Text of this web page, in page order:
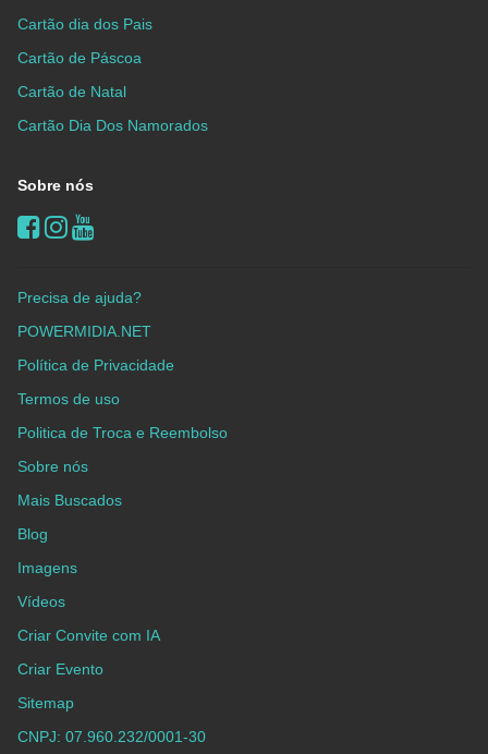
Cartão dia dos Pais
Cartão de Páscoa
Cartão de Natal
Cartão Dia Dos Namorados
Sobre nós
Precisa de ajuda?
POWERMIDIA.NET
Política de Privacidade
Termos de uso
Politica de Troca e Reembolso
Sobre nós
Mais Buscados
Blog
Imagens
Vídeos
Criar Convite com IA
Criar Evento
Sitemap
CNPJ: 07.960.232/0001-30